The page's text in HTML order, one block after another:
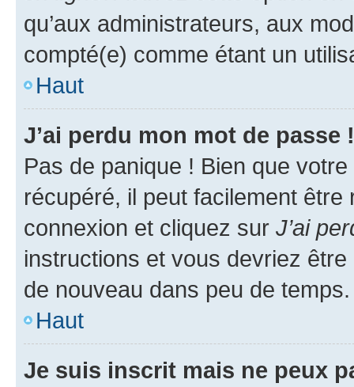
qu’aux administrateurs, aux
compté(e) comme étant un
Haut
J’ai perdu mon mot de passe !
Pas de panique ! Bien que
récupéré, il peut facilement
connexion et cliquez sur J’ai
instructions et vous devriez
de nouveau dans peu de temps.
Haut
Je suis inscrit mais ne peux